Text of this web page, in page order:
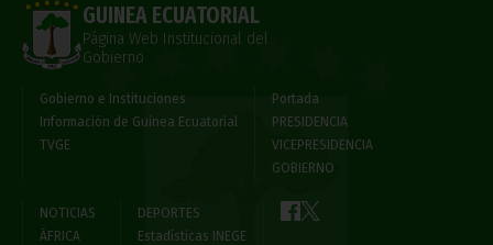
GUINEA ECUATORIAL
Página Web Institucional del
Gobierno
Gobierno e Instituciones
Información de Guinea Ecuatorial
TVGE
Portada
PRESIDENCIA
VICEPRESIDENCIA
GOBIERNO
NOTICIAS
ÁFRICA
DEPORTES
Estadísticas INEGE